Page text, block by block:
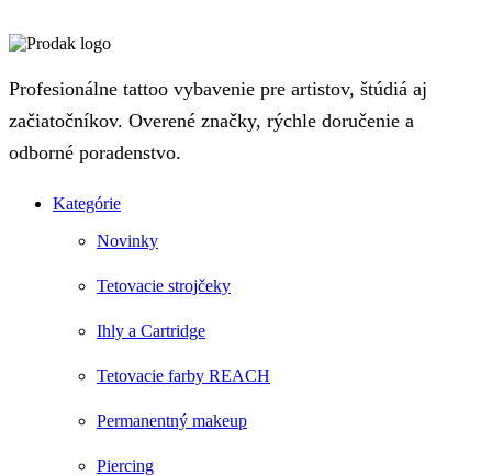
Profesionálne tattoo vybavenie pre artistov, štúdiá aj
začiatočníkov. Overené značky, rýchle doručenie a
odborné poradenstvo.
Kategórie
Novinky
Tetovacie strojčeky
Ihly a Cartridge
Tetovacie farby REACH
Permanentný makeup
Piercing